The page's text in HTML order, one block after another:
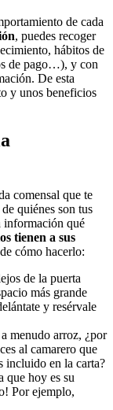
de cada
, puedes recoger
hábitos de
de pago…), y con
De esta
y unos beneficios
comensal que te
quiénes son tus
información qué
tienen a sus
cómo hacerlo:
de la puerta
más grande
y resérvale
menudo arroz, ¿por
al camarero que
incluido en la carta?
que hoy es su
Por ejemplo,